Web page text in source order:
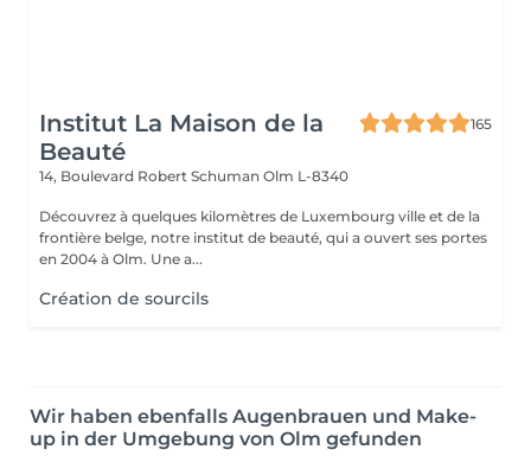
Institut La Maison de la
Beauté
165
14, Boulevard Robert Schuman Olm L-8340
Découvrez à quelques kilomètres de Luxembourg ville et de la
frontière belge, notre institut de beauté, qui a ouvert ses portes
en 2004 à Olm. Une a...
Création de sourcils
Wir haben ebenfalls Augenbrauen und Make-
up in der Umgebung von Olm gefunden